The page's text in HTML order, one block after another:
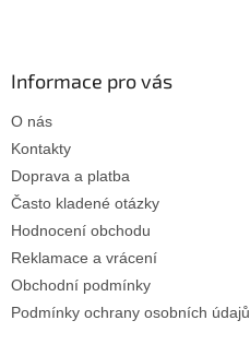
Informace pro vás
O nás
Kontakty
Doprava a platba
Často kladené otázky
Hodnocení obchodu
Reklamace a vrácení
Obchodní podmínky
Podmínky ochrany osobních údajů